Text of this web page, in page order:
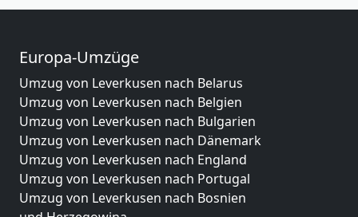
Europa-Umzüge
Umzug von Leverkusen nach Belarus
Umzug von Leverkusen nach Belgien
Umzug von Leverkusen nach Bulgarien
Umzug von Leverkusen nach Dänemark
Umzug von Leverkusen nach England
Umzug von Leverkusen nach Portugal
Umzug von Leverkusen nach Bosnien